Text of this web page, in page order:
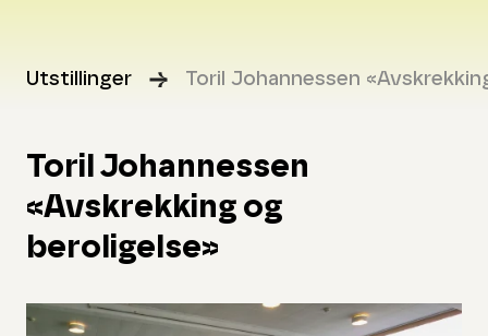
Utstillinger Toril Johannessen
Toril Johannessen
«Avskrekking og
beroligelse»